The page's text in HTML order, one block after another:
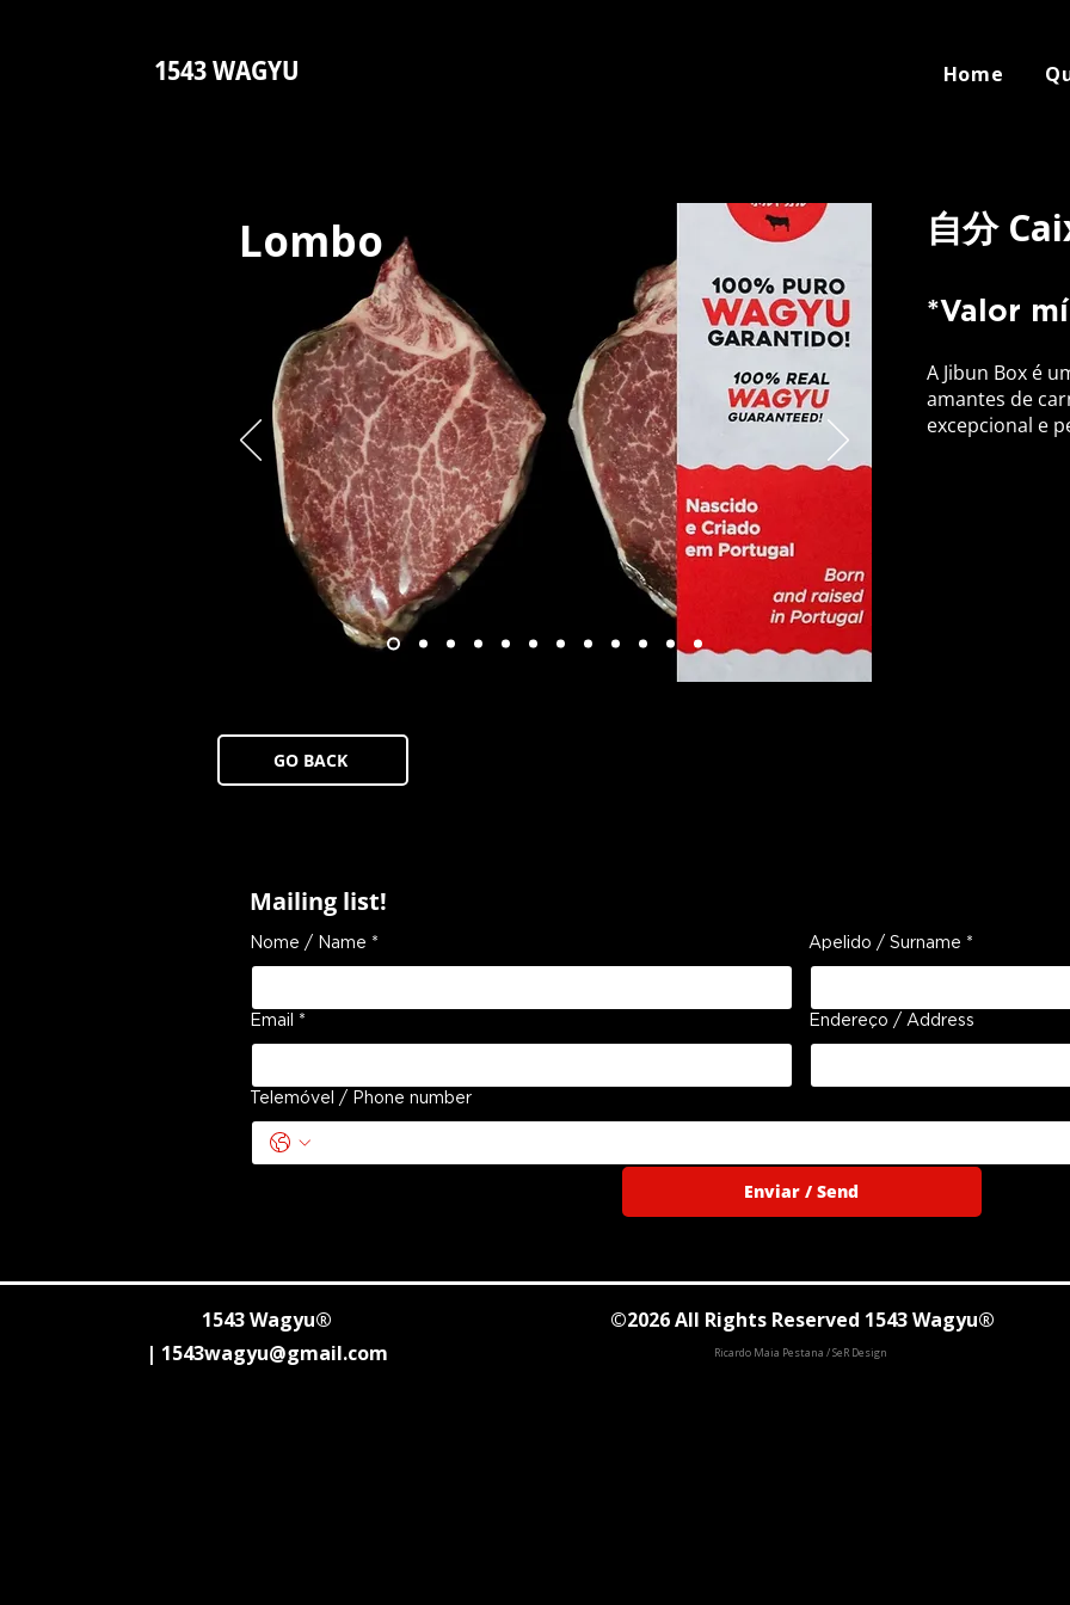
1543 WAGYU Home
Lombo
*Valor
A Jibun Box é
amantes de
excepcional e
自分
GO BACK
Mailing list!
Nome / Name * Apelido / Surname *
Email * Endereço / Address
Telemóvel / Phone number
Enviar / Send
1543 Wagyu®
| 1543wagyu@gmail.com
©2026 All Rights Reserved 1543 Wagyu®
Ricardo Maia Pestana / SeR Design